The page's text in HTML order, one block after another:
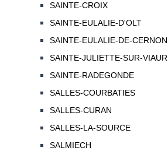
SAINTE-CROIX
SAINTE-EULALIE-D'OLT
SAINTE-EULALIE-DE-CERNON
SAINTE-JULIETTE-SUR-VIAUR
SAINTE-RADEGONDE
SALLES-COURBATIES
SALLES-CURAN
SALLES-LA-SOURCE
SALMIECH